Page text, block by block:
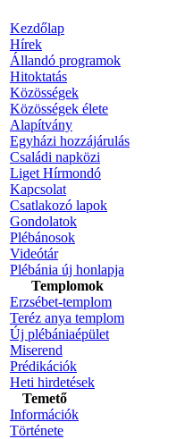
Kezdőlap
Hírek
Állandó programok
Hitoktatás
Közösségek
Közösségek élete
Alapítvány
Egyházi hozzájárulás
Családi napközi
Liget Hírmondó
Kapcsolat
Csatlakozó lapok
Gondolatok
Plébánosok
Videótár
Plébánia új honlapja
Templomok
Erzsébet-templom
Teréz anya templom
Új plébániaépület
Miserend
Prédikációk
Heti hirdetések
Temető
Információk
Története